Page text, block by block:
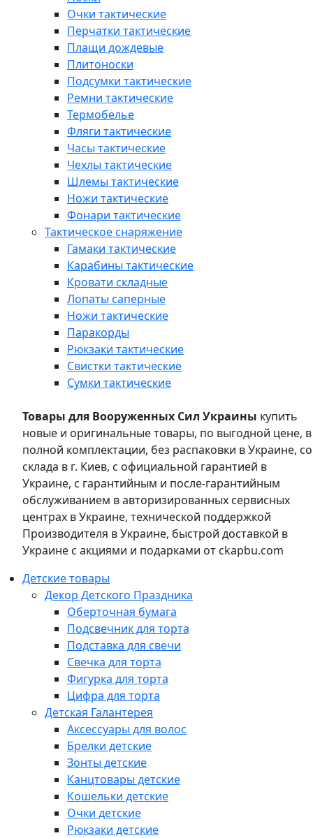
Очки тактические
Перчатки тактические
Плащи дождевые
Плитоноски
Подсумки тактические
Ремни тактические
Термобелье
Фляги тактические
Часы тактические
Чехлы тактические
Шлемы тактические
Ножи тактические
Фонари тактические
Тактическое снаряжение
Гамаки тактические
Карабины тактические
Кровати складные
Лопаты саперные
Ножи тактические
Паракорды
Рюкзаки тактические
Свистки тактические
Сумки тактические
Товары для Вооруженных Сил Украины купить
новые и оригинальные товары, по выгодной цене, в
полной комплектации, без распаковки в Украине, со
склада в г. Киев, с официальной гарантией в
Украине, с гарантийным и после-гарантийным
обслуживанием в авторизированных сервисных
центрах в Украине, технической поддержкой
Производителя в Украине, быстрой доставкой в
Украине с акциями и подарками от ckapbu.com
Детские товары
Декор Детского Праздника
Оберточная бумага
Подсвечник для торта
Подставка для свечи
Свечка для торта
Фигурка для торта
Цифра для торта
Детская Галантерея
Аксессуары для волос
Брелки детские
Зонты детские
Канцтовары детские
Кошельки детские
Очки детские
Рюкзаки детские